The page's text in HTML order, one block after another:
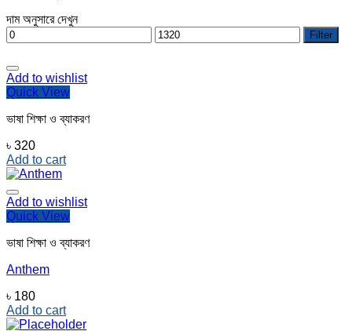
দাম অনুসারে দেখুন
Min
price
Max
price
Filter
Add to wishlist
Quick View
ভাষা শিক্ষা ও ব্যাকরণ
৳ 320
Add to cart
Add to wishlist
Quick View
ভাষা শিক্ষা ও ব্যাকরণ
Anthem
৳ 180
Add to cart